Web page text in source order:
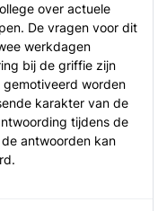
over actuele
De vragen voor dit
werkdagen
bij de griffie zijn
worden
karakter van de
tijdens de
antwoorden kan